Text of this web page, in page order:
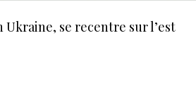
Ukraine, se recentre sur l’est